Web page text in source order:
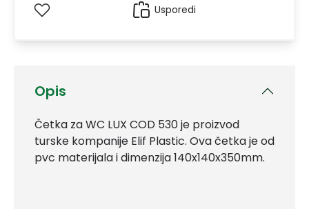
Opis
Četka za WC LUX COD 530 je proizvod
turske kompanije Elif Plastic. Ova četka je od
pvc materijala i dimenzija 140x140x350mm.
Usporedi